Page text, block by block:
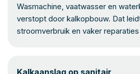
Wasmachine, vaatwasser en
verstopt door kalkopbouw. Dat
stroomverbruik en vaker
Kalkaanslag op sanitair